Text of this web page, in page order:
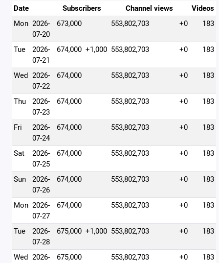
Date Subscribers Channel views
Videos
Mon 2026-
07-20
673,000 553,802,703 +0 183
Tue
2026-
07-21
674,000 +1,000 553,802,703 +0 183
Wed 2026-
07-22
674,000 553,802,703 +0 183
Thu
2026-
07-23
674,000 553,802,703 +0 183
Fri
2026-
07-24
674,000 553,802,703 +0 183
Sat
2026-
07-25
674,000 553,802,703 +0 183
Sun
2026-
07-26
674,000 553,802,703 +0 183
Mon 2026-
07-27
674,000 553,802,703 +0 183
Tue
2026-
07-28
675,000 +1,000 553,802,703 +0 183
Wed 2026-
675,000 553,802,703 +0 183